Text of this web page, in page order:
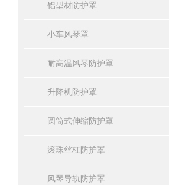
铝型材防护罩
小车风琴罩
耐高温风琴防护罩
升降机防护罩
圆筒式伸缩防护罩
滚珠丝杠防护罩
风琴导轨防护罩